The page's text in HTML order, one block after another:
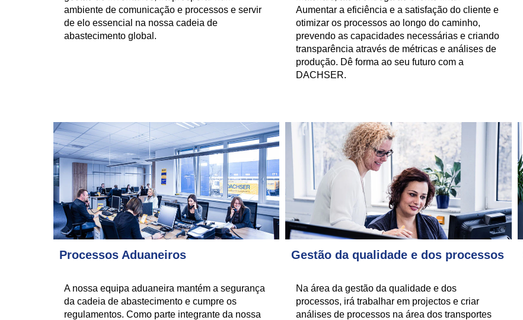
ambiente de comunicação e processos e servir
de elo essencial na nossa cadeia de
abastecimento global.
Aumentar a eficiência e a satisfação do cliente e
otimizar os processos ao longo do caminho,
prevendo as capacidades necessárias e criando
transparência através de métricas e análises de
produção. Dê forma ao seu futuro com a
DACHSER.
Processos Aduaneiros
A nossa equipa aduaneira mantém a segurança
da cadeia de abastecimento e cumpre os
regulamentos. Como parte integrante da nossa
Gestão da qualidade e dos processos
Na área da gestão da qualidade e dos
processos, irá trabalhar em projectos e criar
análises de processos na área dos transportes